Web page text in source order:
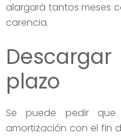
alargará tantos meses
carencia.
plazo
Se puede pedir
amortización con el fin